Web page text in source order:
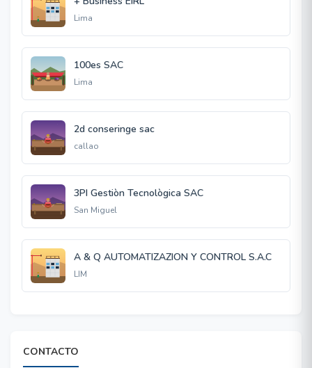
Lima
100es SAC
Lima
2d conseringe sac
callao
3PI Gestiòn Tecnològica SAC
San Miguel
A & Q AUTOMATIZAZION Y CONTROL S.A.C
LIM
CONTACTO